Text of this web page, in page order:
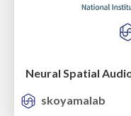
skoyamalab